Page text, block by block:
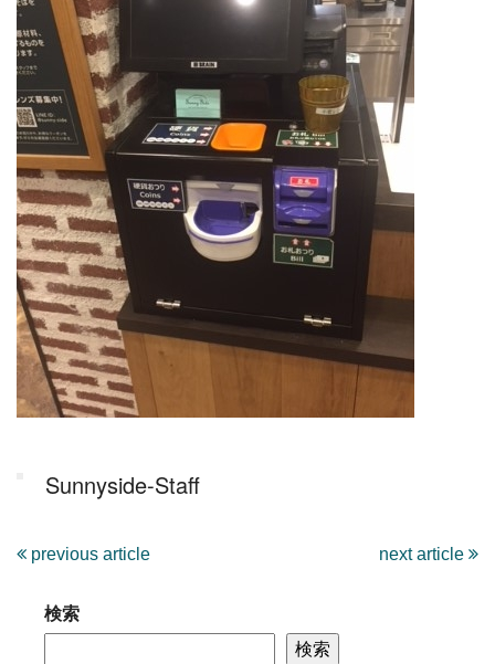
Sunnyside-Staff
previous article next article
検索
検索